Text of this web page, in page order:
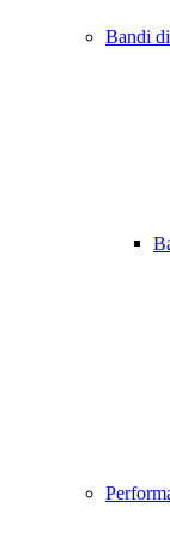
Bandi